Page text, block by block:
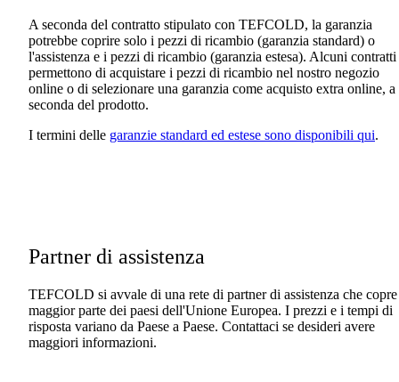
A seconda del contratto stipulato con TEFCOLD, la garanzia
potrebbe coprire solo i pezzi di ricambio (garanzia standard) o
l'assistenza e i pezzi di ricambio (garanzia estesa). Alcuni contratti
permettono di acquistare i pezzi di ricambio nel nostro negozio
online o di selezionare una garanzia come acquisto extra online, a
seconda del prodotto.
I termini delle garanzie standard ed estese sono disponibili qui.
Partner di assistenza
TEFCOLD si avvale di una rete di partner di assistenza che
maggior parte dei paesi dell'Unione Europea. I prezzi e i tempi di
risposta variano da Paese a Paese. Contattaci se desideri avere
maggiori informazioni.